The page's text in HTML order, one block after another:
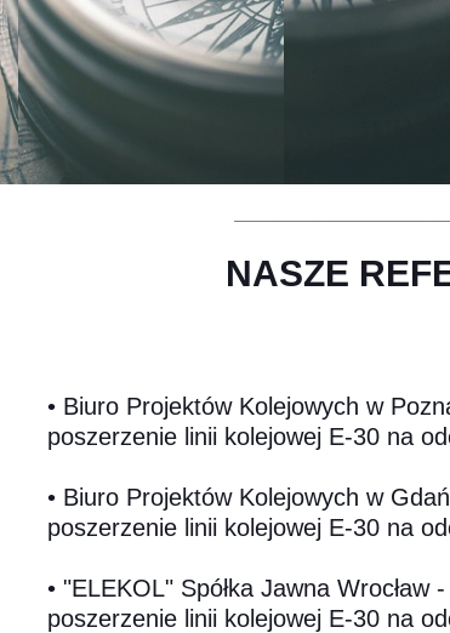
NASZE
• Biuro Projektów Kolejowych w
poszerzenie linii kolejowej E-30 na
• Biuro Projektów Kolejowych w
poszerzenie linii kolejowej E-30 na
• "ELEKOL" Spółka Jawna Wrocław
poszerzenie linii kolejowej E-30 na